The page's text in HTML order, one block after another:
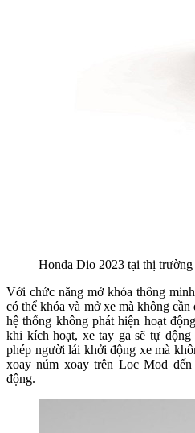
Honda Dio 2023 tại thị
Với chức năng mở khóa thông
có thể khóa và mở xe mà không
hệ thống không phát hiện hoạt
khi kích hoạt, xe tay ga sẽ tự động
phép người lái khởi động xe mà
xoay núm xoay trên Loc Mod
động.